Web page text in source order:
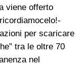
viene offerto
per scaricare
tra le oltre 70
nel